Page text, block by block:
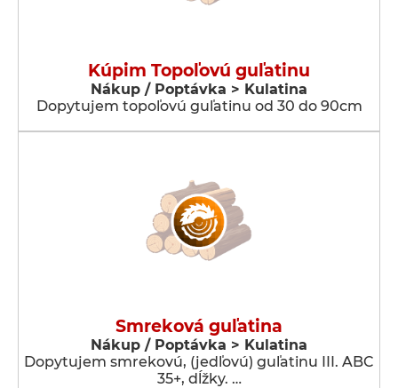
Kúpim Topoľovú guľatinu
Nákup / Poptávka > Kulatina
Dopytujem topoľovú guľatinu od 30 do 90cm
Smreková guľatina
Nákup / Poptávka > Kulatina
Dopytujem smrekovú, (jedľovú) guľatinu III. ABC
35+, dĺžky. …